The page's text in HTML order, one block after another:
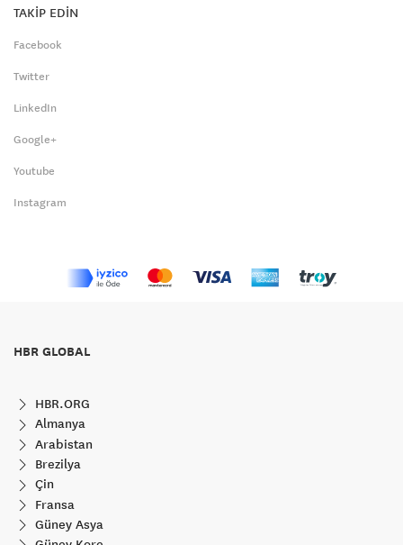
TAKİP EDİN
Facebook
Twitter
LinkedIn
Google+
Youtube
Instagram
HBR GLOBAL
HBR.ORG
Almanya
Arabistan
Brezilya
Çin
Fransa
Güney Asya